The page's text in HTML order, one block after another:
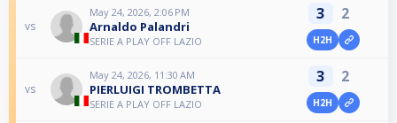
vs
May 24, 2026, 2:06 PM
Arnaldo Palandri
SERIE A PLAY OFF LAZIO
3 2
H2H
vs
May 24, 2026, 11:30 AM
PIERLUIGI TROMBETTA
SERIE A PLAY OFF LAZIO
3 2
H2H